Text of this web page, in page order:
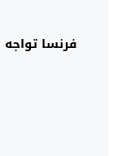
فرنسا